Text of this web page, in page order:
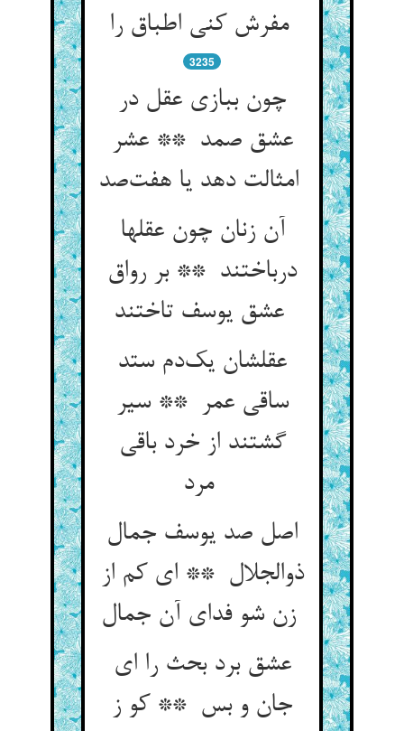
مفرش کنی اطباق را
3235
چون ببازی عقل در
عشق صمد ** عشر
آن زنان چون عقلها
درباختند ** بر رواق
عشق یوسف تاختند
عقلشان یک‌دم ستد
ساقی عمر ** سیر
گشتند از خرد باقی
مرد
اصل صد یوسف جمال
ذوالجلال ** ای کم از
عشق برد بحث را ای
جان و بس ** کو ز